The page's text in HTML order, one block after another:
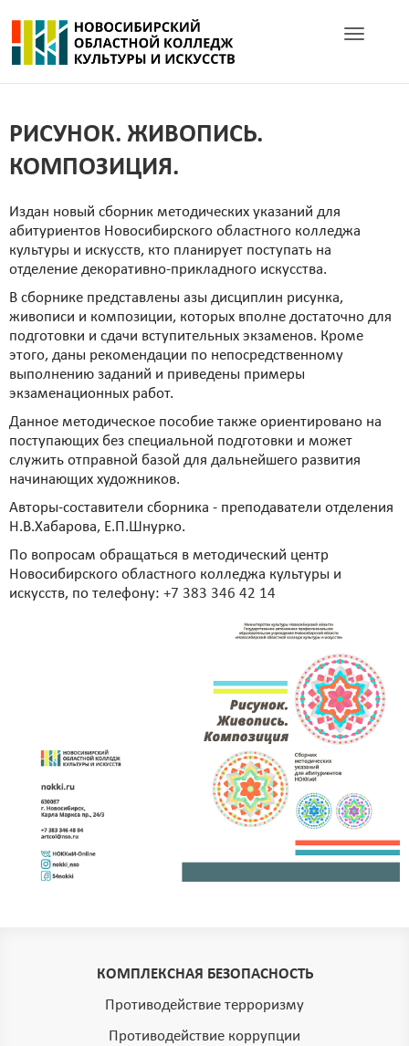
Toggle
РИСУНОК. ЖИВОПИСЬ.
КОМПОЗИЦИЯ.
Издан новый сборник методических указаний для
абитуриентов Новосибирского областного колледжа
культуры и искусств, кто планирует поступать на
отделение декоративно-прикладного искусства.
В сборнике представлены азы дисциплин рисунка,
живописи и композиции, которых вполне достаточно для
подготовки и сдачи вступительных экзаменов. Кроме
этого, даны рекомендации по непосредственному
выполнению заданий и приведены примеры
экзаменационных работ.
Данное методическое пособие также ориентировано на
поступающих без специальной подготовки и может
служить отправной базой для дальнейшего развития
начинающих художников.
Авторы-составители сборника - преподаватели отделения
Н.В.Хабарова, Е.П.Шнурко.
По вопросам обращаться в методический центр
Новосибирского областного колледжа культуры и
искусств, по телефону: +7 383 346 42 14
КОМПЛЕКСНАЯ БЕЗОПАСНОСТЬ
Противодействие терроризму
Противодействие коррупции